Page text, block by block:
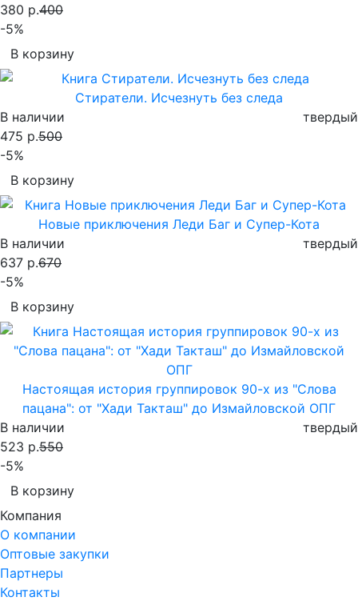
380 р.400
-5%
В корзину
Стиратели. Исчезнуть без следа
В наличии
твердый
475 р.500
-5%
В корзину
Новые приключения Леди Баг и Супер-Кота
В наличии
твердый
637 р.670
-5%
В корзину
Настоящая история группировок 90-х из "Слова
пацана": от "Хади Такташ" до Измайловской ОПГ
В наличии
твердый
523 р.550
-5%
В корзину
Компания
О компании
Оптовые закупки
Партнеры
Контакты